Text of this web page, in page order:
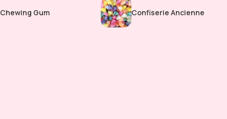
Chewing Gum Confiserie Ancienne